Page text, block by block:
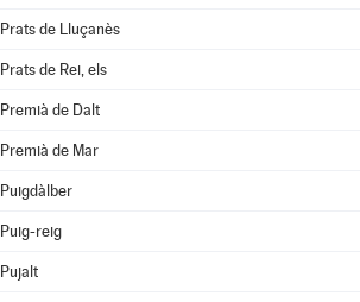
Prats de Lluçanès
Prats de Rei, els
Premià de Dalt
Premià de Mar
Puigdàlber
Puig-reig
Pujalt